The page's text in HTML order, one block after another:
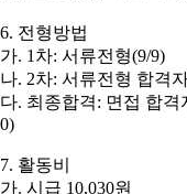
6. 전형방법
가. 1 차: 서류전형(9/9)
나. 2차: 서류전형 합격
다. 최종합격: 면접 합격
0)
7. 활동비
가. 시급 10,030원